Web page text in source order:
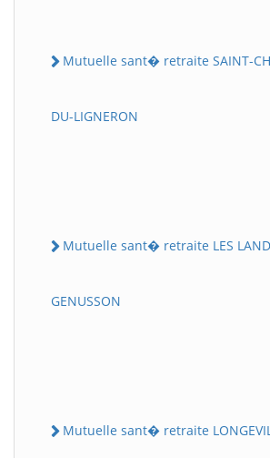
Mutuelle sant� retraite SAINT-
DU-LIGNERON
Mutuelle sant� retraite LES
GENUSSON
Mutuelle sant� retraite